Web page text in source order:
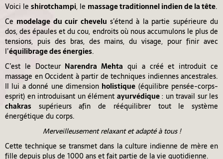
Voici le shirotchampi, le massage traditionnel indien de la tête.
Ce modelage du cuir chevelu s’étend à la partie supérieure du
dos, des épaules et du cou, endroits où nous accumulons le plus de
tensions, puis des bras, des mains, du visage, pour finir avec
l’équilibrage des énergies.
C’est le Docteur Narendra Mehta qui a créé et introduit ce
massage en Occident à partir de techniques indiennes ancestrales.
Il lui a donné une dimension holistique (équilibre pensée-corps-
esprit) en introduisant un élément ayurvédique: un travail sur les
chakras supérieurs afin de rééquilibrer tout le système
énergétique du corps.
Merveilleusement relaxant et adapté à tous !
Cette technique se transmet dans la culture indienne de mère en
fille depuis plus de 1000 ans et fait partie de la vie quotidienne.